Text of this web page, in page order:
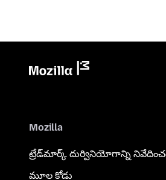
Mozilla
ట్రేడ్‌మార్క్ దుర్వినియోగాన్ని
మూల కోడు